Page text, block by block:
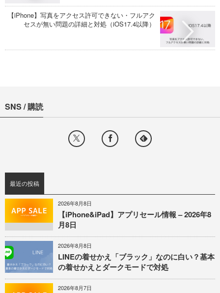
【iPhone】写真をアクセス許可できない・フルアク
セスが無い問題の詳細と対処（iOS17.4以降）
SNS / 購読
最近の投稿
2026年8月8日
【iPhone&iPad】アプリセール情報 – 2026年8
月8日
2026年8月8日
LINEの着せかえ「ブラック」なのに白い？基本
の着せかえとダークモードで対処
2026年8月7日